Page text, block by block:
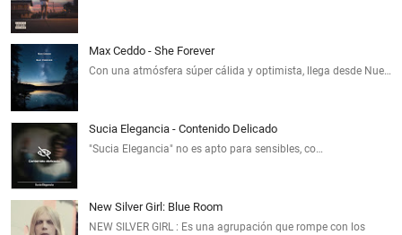
Max Ceddo - She Forever
Con una atmósfera súper cálida y optimista, llega desde Nue…
Sucia Elegancia - Contenido Delicado
"Sucia Elegancia" no es apto para sensibles, co…
New Silver Girl: Blue Room
NEW SILVER GIRL : Es una agrupación que rompe con los